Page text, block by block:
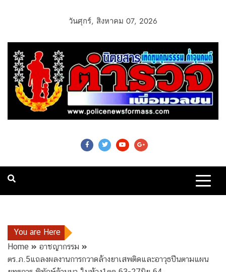
วันศุกร์, สิงหาคม 07, 2026
Police News For
Mass
You are Here
Home
อาชญากรรม
ตร.ภ.5แถลงผลงานการกวาดล้างยาเสพติดและอาวุธปืนตามแผน